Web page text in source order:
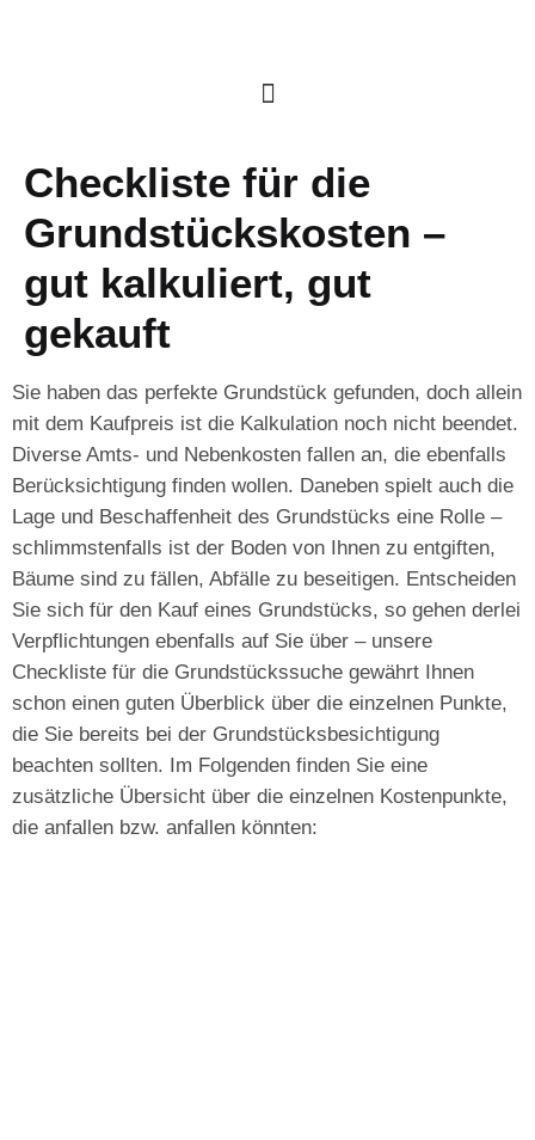
Checkliste für die
Grundstückskosten –
gut kalkuliert, gut
gekauft
Sie haben das perfekte Grundstück gefunden, doch allein
mit dem Kaufpreis ist die Kalkulation noch nicht beendet.
Diverse Amts- und Nebenkosten fallen an, die ebenfalls
Berücksichtigung finden wollen. Daneben spielt auch die
Lage und Beschaffenheit des Grundstücks eine Rolle –
schlimmstenfalls ist der Boden von Ihnen zu entgiften,
Bäume sind zu fällen, Abfälle zu beseitigen. Entscheiden
Sie sich für den Kauf eines Grundstücks, so gehen derlei
Verpflichtungen ebenfalls auf Sie über – unsere
Checkliste für die Grundstückssuche gewährt Ihnen
schon einen guten Überblick über die einzelnen Punkte,
die Sie bereits bei der Grundstücksbesichtigung
beachten sollten. Im Folgenden finden Sie eine
zusätzliche Übersicht über die einzelnen Kostenpunkte,
die anfallen bzw. anfallen könnten: